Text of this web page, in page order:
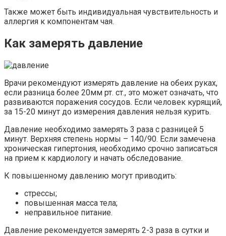
Также может быть индивидуальная чувствительность и
аллергия к компонентам чая.
Как замерять давление
Врачи рекомендуют измерять давление на обеих руках,
если разница более 20мм рт. ст., это может означать, что
развиваются поражения сосудов. Если человек курящий,
за 15-20 минут до измерения давления нельзя курить.
Давление необходимо замерять 3 раза с разницей 5
минут. Верхняя степень нормы – 140/90. Если замечена
хроническая гипертония, необходимо срочно записаться
на прием к кардиологу и начать обследование.
К повышенному давлению могут приводить:
стрессы;
повышенная масса тела;
неправильное питание.
Давление рекомендуется замерять 2-3 раза в сутки и